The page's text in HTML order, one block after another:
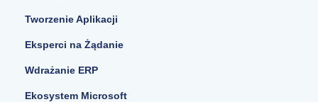
Tworzenie Aplikacji
Eksperci na Żądanie
Wdrażanie ERP
Ekosystem Microsoft